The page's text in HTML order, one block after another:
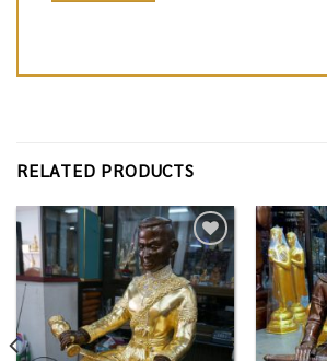
RELATED PRODUCTS
Add to
Wishlist